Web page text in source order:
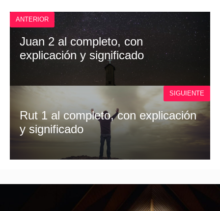
O
K
P
P
T
E
R
)
ANTERIOR
Juan 2 al completo, con
explicación y significado
Rut 1 al completo, con explicación
y significado
SIGUIENTE